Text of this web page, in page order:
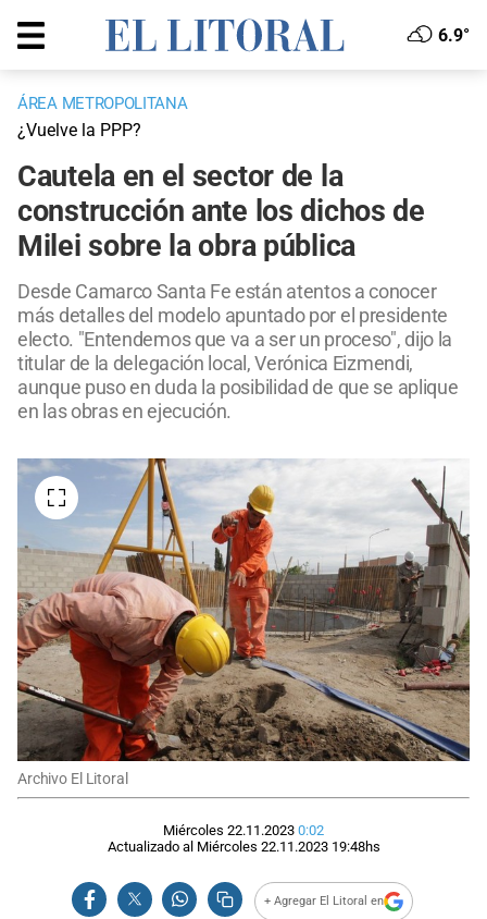
6.9°
ÁREA METROPOLITANA
¿Vuelve la PPP?
Cautela en el sector de la
construcción ante los dichos de
Milei sobre la obra pública
Desde Camarco Santa Fe están atentos a conocer
más detalles del modelo apuntado por el presidente
electo. "Entendemos que va a ser un proceso", dijo la
titular de la delegación local, Verónica Eizmendi,
aunque puso en duda la posibilidad de que se aplique
en las obras en ejecución.
Archivo El Litoral
Miércoles 22.11.2023 0:02
Actualizado al Miércoles 22.11.2023 19:48hs
+ Agregar El Litoral en